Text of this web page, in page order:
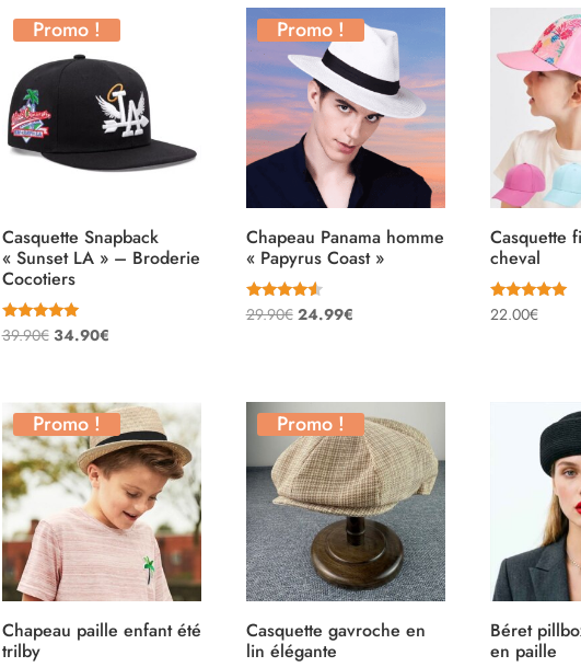
Promo !
Casquette Snapback
« Sunset LA » – Broderie
Cocotiers
Note
5.00
39.90€ Le
était :
39.90€.
34.90€Le
est :
34.90€.
Promo !
Chapeau Panama homme
« Papyrus Coast »
Note
4.33
29.90€ Le
était :
29.90€.
24.99€Le
est :
24.99€.
Casquette
cheval
Note
5.00
22.00€
Promo !
Chapeau paille enfant été
trilby
Promo !
Casquette gavroche en
lin élégante
Béret
en paille